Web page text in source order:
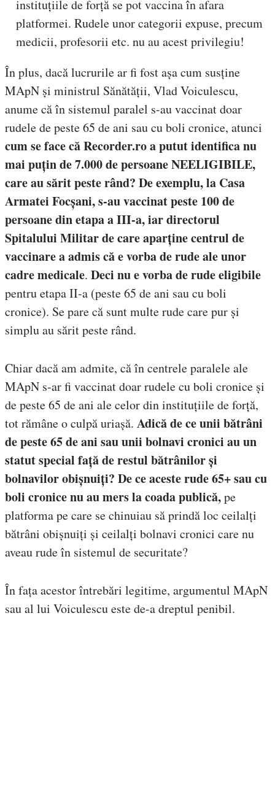
instituțiile de forță se pot vaccina în afara
platformei. Rudele unor categorii expuse, precum
medicii, profesorii etc. nu au acest privilegiu!
În plus, dacă lucrurile ar fi fost așa cum susține
MApN și ministrul Sănătății, Vlad Voiculescu,
anume că în sistemul paralel s-au vaccinat doar
rudele de peste 65 de ani sau cu boli cronice, atunci
cum se face că Recorder.ro a putut identifica nu
mai puțin de 7.000 de persoane NEELIGIBILE,
care au sărit peste rând? De exemplu, la Casa
Armatei Focșani, s-au vaccinat peste 100 de
persoane din etapa a III-a, iar directorul
Spitalului Militar de care aparține centrul de
vaccinare a admis că e vorba de rude ale unor
cadre medicale. Deci nu e vorba de rude eligibile
pentru etapa II-a (peste 65 de ani sau cu boli
cronice). Se pare că sunt multe rude care pur și
simplu au sărit peste rând.
Chiar dacă am admite, că în centrele paralele ale
MApN s-ar fi vaccinat doar rudele cu boli cronice și
de peste 65 de ani ale celor din instituțiile de forță,
tot rămâne o culpă uriașă. Adică de ce unii bătrâni
de peste 65 de ani sau unii bolnavi cronici au un
statut special față de restul bătrânilor și
bolnavilor obișnuiți? De ce aceste rude 65+ sau cu
boli cronice nu au mers la coada publică,pe
platforma pe care se chinuiau să prindă loc ceilalți
bătrâni obișnuiți și ceilalți bolnavi cronici care nu
aveau rude în sistemul de securitate?
În fața acestor întrebări legitime, argumentul MApN
sau al lui Voiculescu este de-a dreptul penibil.